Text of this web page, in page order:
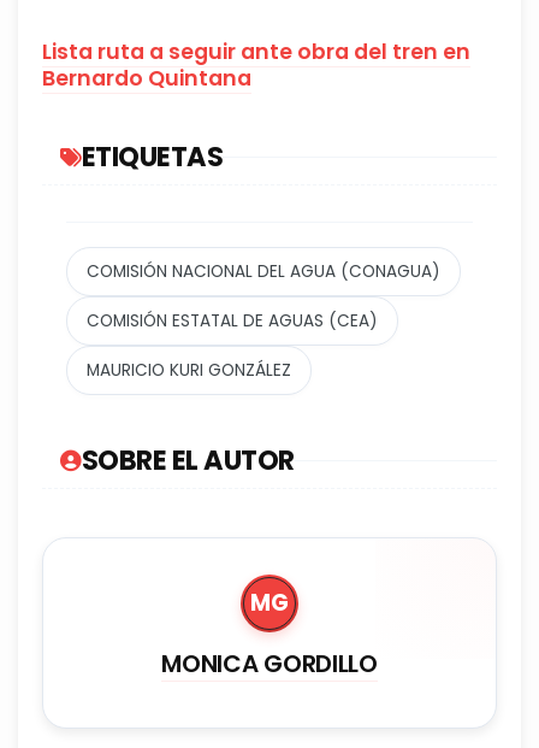
Lista ruta a seguir ante obra del tren en
Bernardo Quintana
ETIQUETAS
COMISIÓN NACIONAL DEL AGUA (CONAGUA)
COMISIÓN ESTATAL DE AGUAS (CEA)
MAURICIO KURI GONZÁLEZ
SOBRE EL AUTOR
MG
MONICA GORDILLO